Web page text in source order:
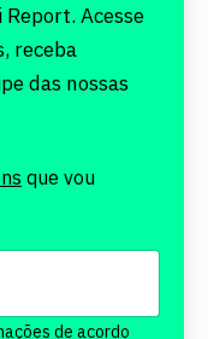
Acesse
receba
das nossas
que vou
de acordo